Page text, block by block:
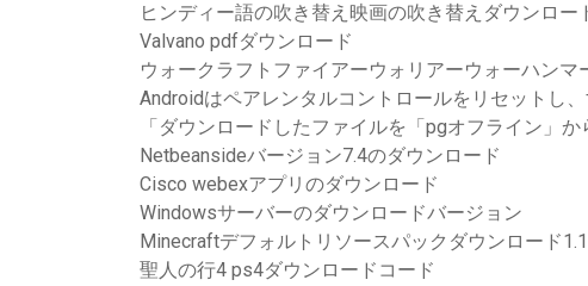
ヒンディー語の吹き替え映画の吹き替えダウンロー
Valvano pdfダウンロード
ウォークラフトファイアーウォリアーウォーハン
Androidはペアレンタルコントロールをリセットし
「ダウンロードしたファイルを「pgオフライン」か
Netbeansideバージョン7.4のダウンロード
Cisco webexアプリのダウンロード
Windowsサーバーのダウンロードバージョン
Minecraftデフォルトリソースパックダウンロード
聖人の行4 ps4ダウンロードコード